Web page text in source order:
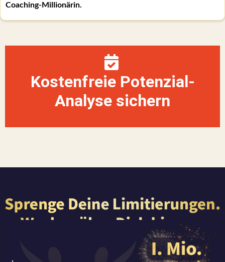
Coaching-Millionärin.
Kostenfreie Potenzial-
Analyse sichern